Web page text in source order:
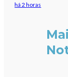
há 2 horas